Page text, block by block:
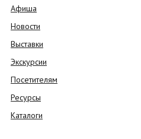
Афиша
Новости
Выставки
Экскурсии
Посетителям
Ресурсы
Каталоги